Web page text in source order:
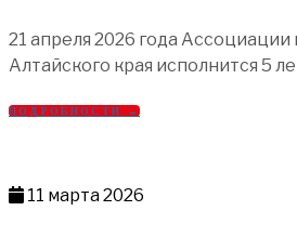
21 апреля 2026 года
Алтайского края исполнится 5
ПОДРОБНОСТИ →
11 марта 2026